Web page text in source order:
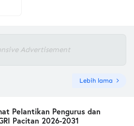
Advertisement
Lebih lama
Pelantikan Pengurus dan
Pacitan 2026-2031